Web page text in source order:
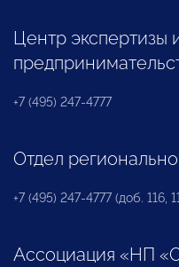
Центр экспертизы
+7 (495) 247-4777
Отдел
+7 (495) 247-4777 (доб. 116,
Ассоциация «НП